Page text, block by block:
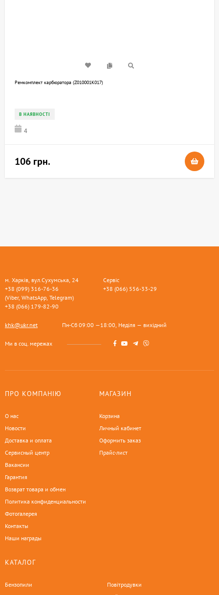
Ремкомплект карбюратора (Z010001K017)
В НАЯВНОСТІ
4
106 грн.
м. Харків, вул.Сухумська, 24
+38 (099) 316-76-36
(Viber, WhatsApp, Telegram)
+38 (066) 179-82-90
Сервіс
+38 (066) 556-33-29
khk@ukr.net Пн-Сб 09:00 —18:00, Неділя — вихідний
Ми в соц. мережах
ПРО КОМПАНІЮ
О нас
Новости
Доставка и оплата
Сервисный центр
Вакансии
Гарантия
Возврат товара и обмен
Политика конфиденциальности
Фотогалерея
Контакты
Наши награды
МАГАЗИН
Корзина
Личный кабинет
Оформить заказ
Прайс-лист
КАТАЛОГ
Бензопили
Повітродувки